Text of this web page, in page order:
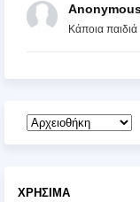
Κάποια παιδιά
ΧΡΉΣΙΜΑ